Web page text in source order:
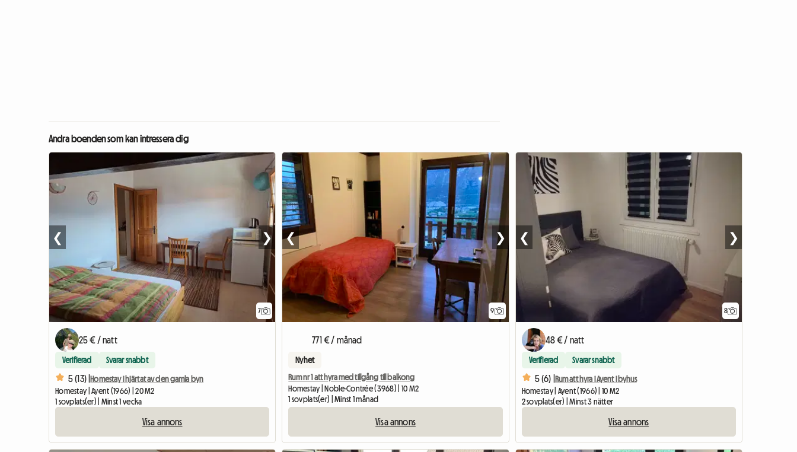
Andra boenden som kan intressera dig
7
❮ ❯
25 € / natt
Verifierad Svarar snabbt
5 (13) |Homestay i hjärtat av den gamla byn
Homestay | Ayent (1966) | 20 M2
1 sovplats(er) | Minst 1 vecka
Visa annons
9
❮ ❯
771 € / månad
Nyhet
Rum nr 1 att hyra med tillgång till balkong
Homestay | Noble-Contrée (3968) | 10 M2
1 sovplats(er) | Minst 1 månad
Visa annons
8
❮ ❯
48 € / natt
Verifierad Svarar snabbt
5 (6) |
Rum att hyra i Ayent i byhus
Homestay | Ayent (1966) | 10 M2
2 sovplats(er) | Minst 3 nätter
Visa annons